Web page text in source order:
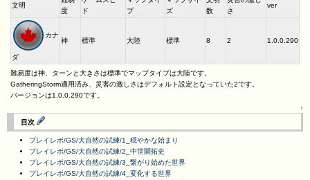
文明
度
ド
プ
ズ
数
さ
ver
カナ
ダ
神 標準 大陸 標準 8 2 1.0.0.290
難易度は神、ターンと大きさは標準でマップタイプは大陸です。
GatheringStorm適用済み、災害の激しさはデフォルト設定となっていた2です。
バージョンは1.0.0.290です。
↑
目次
プレイレポ/GS/大自然の試練/1_穏やかな始まり
プレイレポ/GS/大自然の試練/2_中世開拓史
プレイレポ/GS/大自然の試練/3_繋がり始めた世界
プレイレポ/GS/大自然の試練/4_変化する世界